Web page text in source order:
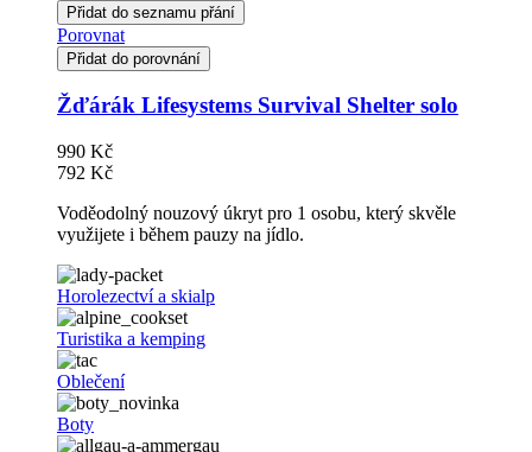
Přidat do seznamu přání
Porovnat
Přidat do porovnání
Žďárák Lifesystems Survival Shelter solo
990 Kč
792 Kč
Voděodolný nouzový úkryt pro 1 osobu, který skvěle
využijete i během pauzy na jídlo.
Horolezectví a skialp
Turistika a kemping
Oblečení
Boty